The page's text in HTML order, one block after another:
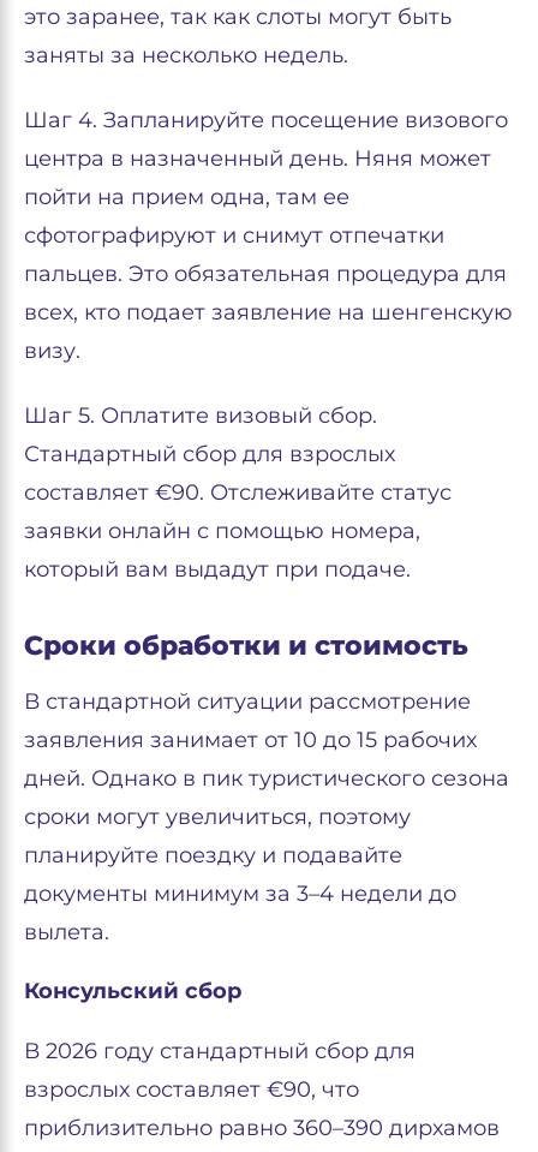
это заранее, так как слоты могут быть
заняты за несколько недель.
Шаг 4. Запланируйте посещение визового
центра в назначенный день. Няня может
пойти на прием одна, там ее
сфотографируют и снимут отпечатки
пальцев. Это обязательная процедура для
всех, кто подает заявление на шенгенскую
визу.
Шаг 5. Оплатите визовый сбор.
Стандартный сбор для взрослых
составляет €90. Отслеживайте статус
заявки онлайн с помощью номера,
который вам выдадут при подаче.
Сроки обработки и стоимость
В стандартной ситуации рассмотрение
заявления занимает от 10 до 15 рабочих
дней. Однако в пик туристического сезона
сроки могут увеличиться, поэтому
планируйте поездку и подавайте
документы минимум за 3–4 недели до
вылета.
Консульский сбор
В 2026 году стандартный сбор для
взрослых составляет €90, что
приблизительно равно 360–390 дирхамов